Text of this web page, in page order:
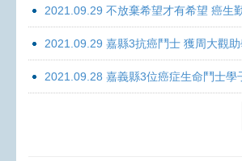
2021.09.29 不放棄希望才有希望 癌生
2021.09.29 嘉縣3抗癌鬥士 獲周大觀
2021.09.28 嘉義縣3位癌症生命鬥士